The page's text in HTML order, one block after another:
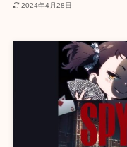
2024年4月28日